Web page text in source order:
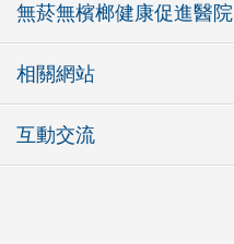
無菸無檳榔健康促進醫院
相關網站
互動交流